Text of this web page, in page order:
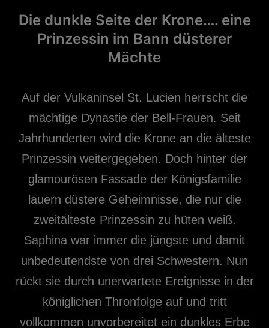
Die dunkle Seite der Krone…. eine
Prinzessin im Bann düsterer
Mächte
Auf der Vulkaninsel St. Lucien herrscht die
mächtige Dynastie der Bell-Frauen. Seit
Jahrhunderten wird die Krone an die älteste
Prinzessin weitergegeben. Doch hinter der
glamourösen Fassade der Königsfamilie
lauern düstere Geheimnisse, die nur die
zweitälteste Prinzessin zu hüten weiß.
Saphina war immer die jüngste und damit
unbedeutendste von drei Schwestern. Nun
rückt sie durch unerwartete Ereignisse in der
königlichen Thronfolge auf und tritt
vollkommen unvorbereitet ein dunkles Erbe